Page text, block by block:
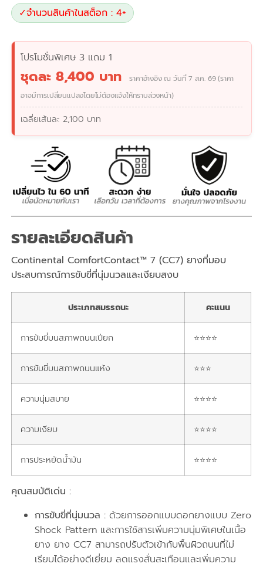
✓จำนวนสินค้าในสต็อก : 4+
โปรโมชั่นพิเศษ 3 แถม 1
ชุดละ 8,400 บาท
ราคาอ้างอิง ณ วันที่ 7 ส.ค. 69 (ราคา
อาจมีการเปลี่ยนแปลงโดยไม่ต้องแจ้งให้ทราบล่วงหน้า)
เฉลี่ยเส้นละ 2,100 บาท
รายละเอียดสินค้า
Continental ComfortContact™ 7 (CC7)ยางที่มอบ
ประสบการณ์การขับขี่ที่นุ่มนวลและเงียบสงบ
ประเภทสมรรถนะ คะแนน
การขับขี่บนสภาพถนนเปียก ⭐⭐⭐⭐
การขับขี่บนสภาพถนนแห้ง ⭐⭐⭐
ความนุ่มสบาย ⭐⭐⭐⭐
ความเงียบ ⭐⭐⭐⭐
การประหยัดน้ำมัน ⭐⭐⭐⭐
คุณสมบัติเด่น :
การขับขี่ที่นุ่มนวล : ด้วยการออกแบบดอกยางแบบ Zero
Shock Pattern และการใช้สารเพิ่มความนุ่มพิเศษในเนื้อ
ยาง ยาง CC7 สามารถปรับตัวเข้ากับพื้นผิวถนนที่ไม่
เรียบได้อย่างดีเยี่ยม ลดแรงสั่นสะเทือนและเพิ่มความ